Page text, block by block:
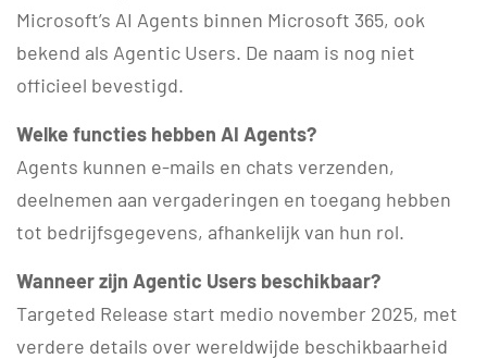
Microsoft’s AI Agents binnen Microsoft 365, ook
bekend als Agentic Users. De naam is nog niet
officieel bevestigd.
Welke functies hebben AI Agents?
Agents kunnen e-mails en chats verzenden,
deelnemen aan vergaderingen en toegang hebben
tot bedrijfsgegevens, afhankelijk van hun rol.
Wanneer zijn Agentic Users beschikbaar?
Targeted Release start medio november 2025, met
verdere details over wereldwijde beschikbaarheid